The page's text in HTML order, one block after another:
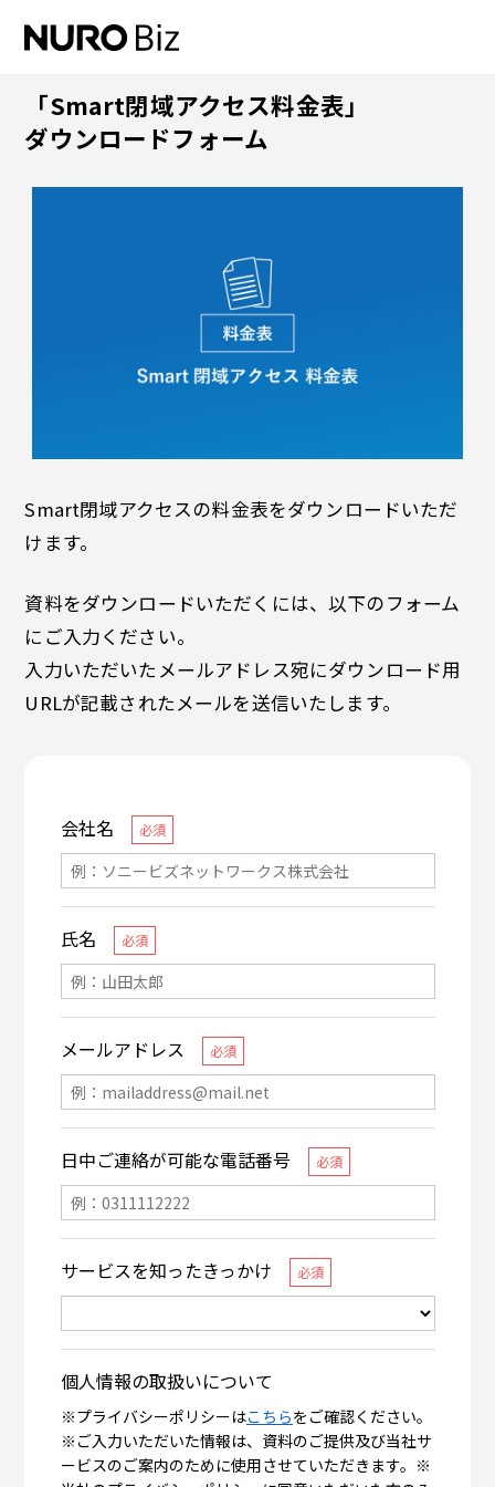
「Smart閉域アクセス料金表」
ダウンロードフォーム
Smart閉域アクセスの料金表をダウンロードいただ
けます。
資料をダウンロードいただくには、以下のフォーム
にご入力ください。
入力いただいたメールアドレス宛にダウンロード用
URLが記載されたメールを送信いたします。